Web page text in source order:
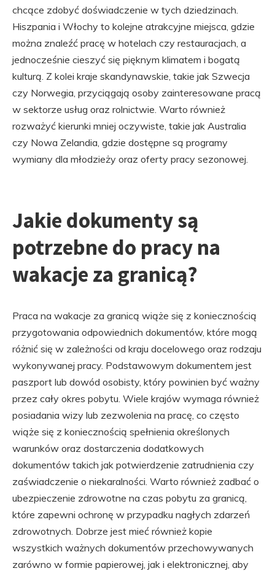
chcące zdobyć doświadczenie w tych dziedzinach.
Hiszpania i Włochy to kolejne atrakcyjne miejsca, gdzie
można znaleźć pracę w hotelach czy restauracjach, a
jednocześnie cieszyć się pięknym klimatem i bogatą
kulturą. Z kolei kraje skandynawskie, takie jak Szwecja
czy Norwegia, przyciągają osoby zainteresowane pracą
w sektorze usług oraz rolnictwie. Warto również
rozważyć kierunki mniej oczywiste, takie jak Australia
czy Nowa Zelandia, gdzie dostępne są programy
wymiany dla młodzieży oraz oferty pracy sezonowej.
Jakie dokumenty są
potrzebne do pracy na
wakacje za granicą?
Praca na wakacje za granicą wiąże się z koniecznością
przygotowania odpowiednich dokumentów, które mogą
różnić się w zależności od kraju docelowego oraz rodzaju
wykonywanej pracy. Podstawowym dokumentem jest
paszport lub dowód osobisty, który powinien być ważny
przez cały okres pobytu. Wiele krajów wymaga również
posiadania wizy lub zezwolenia na pracę, co często
wiąże się z koniecznością spełnienia określonych
warunków oraz dostarczenia dodatkowych
dokumentów takich jak potwierdzenie zatrudnienia czy
zaświadczenie o niekaralności. Warto również zadbać o
ubezpieczenie zdrowotne na czas pobytu za granicą,
które zapewni ochronę w przypadku nagłych zdarzeń
zdrowotnych. Dobrze jest mieć również kopie
wszystkich ważnych dokumentów przechowywanych
zarówno w formie papierowej, jak i elektronicznej, aby